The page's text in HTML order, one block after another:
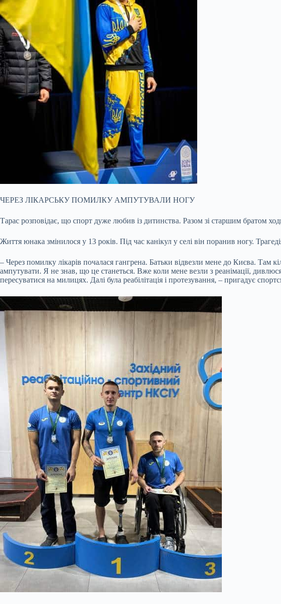
ЧЕРЕЗ ЛІКАРСЬКУ ПОМИЛКУ АМПУТУВАЛИ НОГУ
Тарас розповідає, що спорт дуже любив із дитинства. Разом зі старшим братом
Життя юнака змінилося у 13 років. Під час канікул у селі він поранив ногу.
– Через помилку лікарів почалася гангрена. Батьки відвезли мене до Києва. Там
ампутувати. Я не знав, що це станеться. Вже коли мене везли з реанімації,
пересуватися на милицях. Далі була реабілітація і протезування, – пригадує